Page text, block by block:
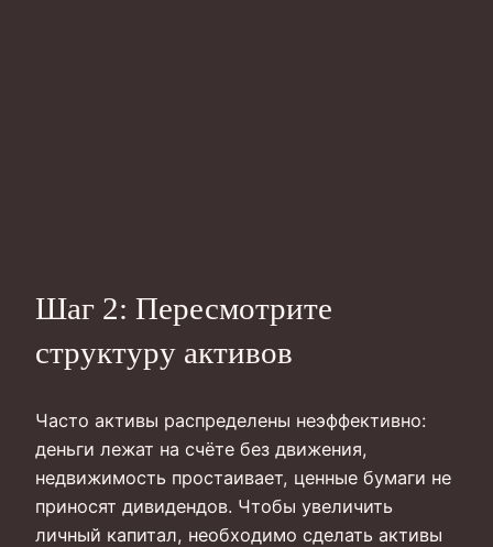
Шаг 2: Пересмотрите
структуру активов
Часто активы распределены неэффективно:
деньги лежат на счёте без движения,
недвижимость простаивает, ценные бумаги не
приносят дивидендов. Чтобы увеличить
личный капитал, необходимо сделать активы